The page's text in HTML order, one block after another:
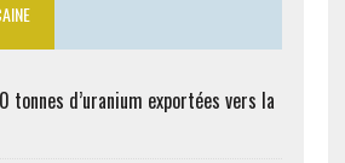
tonnes d’uranium exportées vers la